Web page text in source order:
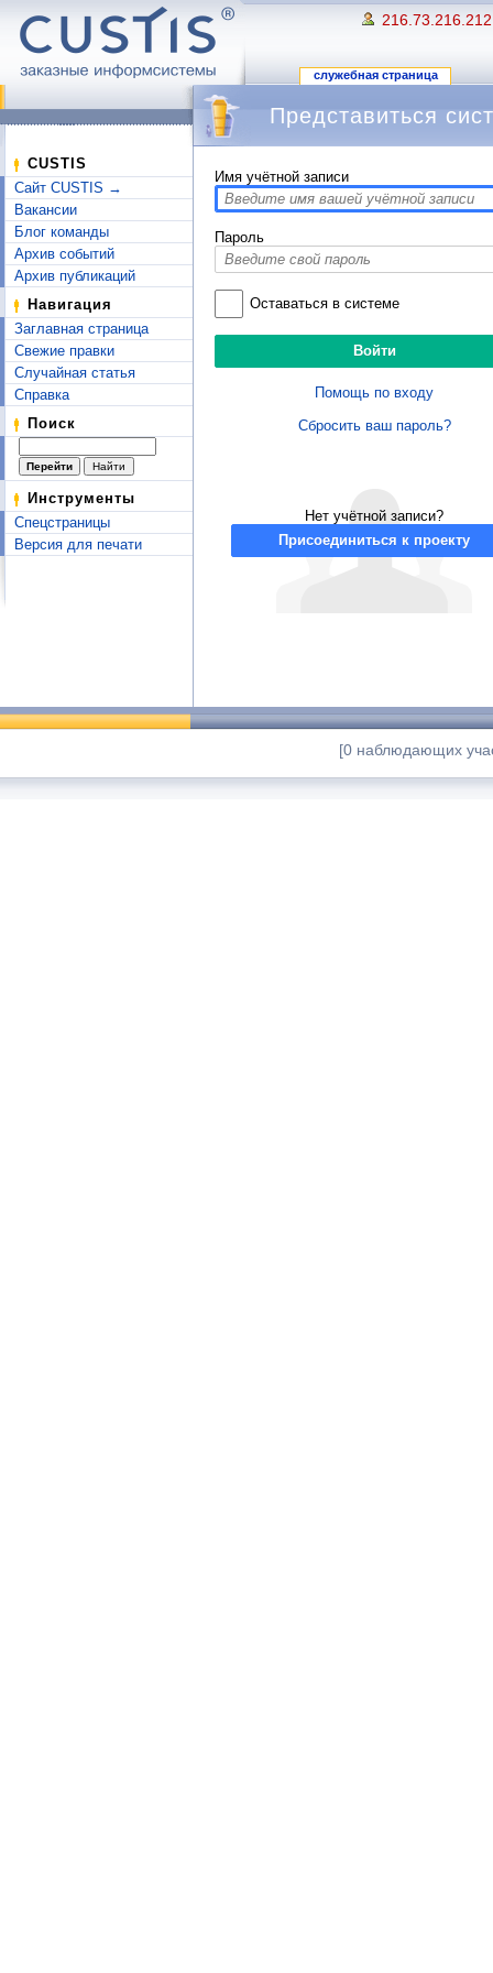
216.73.216.212
служебная страница
CUSTIS
Сайт CUSTIS →
Вакансии
Блог команды
Архив событий
Архив публикаций
Навигация
Заглавная страница
Свежие правки
Случайная статья
Справка
Поиск
Инструменты
Спецстраницы
Версия для печати
Представиться
Имя учётной записи
Пароль
Оставаться в системе
Помощь по входу
Сбросить ваш пароль?
Нет учётной записи?
Присоединиться к проекту
[0 наблюдающих